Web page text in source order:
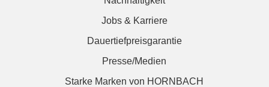
Jobs & Karriere
Dauertiefpreisgarantie
Presse/Medien
Starke Marken von HORNBACH